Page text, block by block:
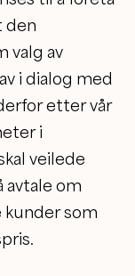
den
valg av
i dialog med
etter vår
i
veilede
avtale om
kunder som